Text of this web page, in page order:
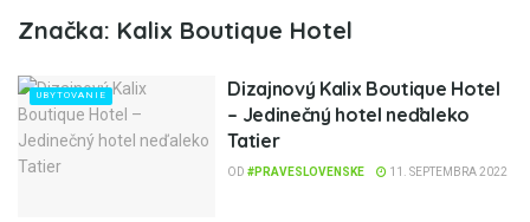
Značka: Kalix Boutique Hotel
UBYTOVANIE
Dizajnový Kalix Boutique Hotel
– Jedinečný hotel neďaleko
Tatier
OD #PRAVESLOVENSKE 11. SEPTEMBRA 2022